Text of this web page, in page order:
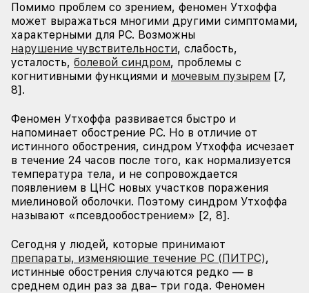
Помимо проблем со зрением, феномен Утхоффа
может выражаться многими другими симптомами,
характерными для РС. Возможны
нарушение чувствительности, слабость,
усталость, болевой синдром, проблемы с
когнитивными функциями и мочевым пузырем [7,
8].
Феномен Утхоффа развивается быстро и
напоминает обострение РС. Но в отличие от
истинного обострения, синдром Утхоффа исчезает
в течение 24 часов после того, как нормализуется
температура тела, и не сопровождается
появлением в ЦНС новых участков поражения
миелиновой оболочки. Поэтому синдром Утхоффа
называют «псевдообострением» [2, 8].
Сегодня у людей, которые принимают
препараты, изменяющие течение РС (ПИТРС),
истинные обострения случаются редко — в
среднем один раз за два– три года. Феномен